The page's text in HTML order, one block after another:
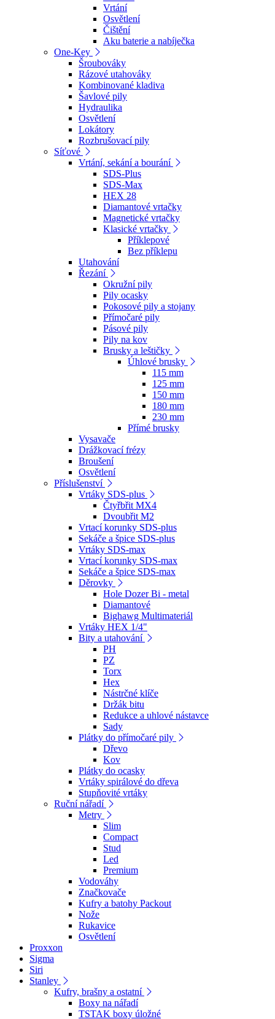
Vrtání
Osvětlení
Čištění
Aku baterie a nabíječka
One-Key
Šroubováky
Rázové utahováky
Kombinované kladiva
Šavlové pily
Hydraulika
Osvětlení
Lokátory
Rozbrušovací pily
Síťové
Vrtání, sekání a bourání
SDS-Plus
SDS-Max
HEX 28
Diamantové vrtačky
Magnetické vrtačky
Klasické vrtačky
Příklepové
Bez příklepu
Utahování
Řezání
Okružní pily
Pily ocasky
Pokosové pily a stojany
Přímočaré pily
Pásové pily
Pily na kov
Brusky a leštičky
Úhlové brusky
115 mm
125 mm
150 mm
180 mm
230 mm
Přímé brusky
Vysavače
Drážkovací frézy
Broušení
Osvětlení
Příslušenství
Vrtáky SDS-plus
Čtyřbřit MX4
Dvoubřit M2
Vrtací korunky SDS-plus
Sekáče a špice SDS-plus
Vrtáky SDS-max
Vrtací korunky SDS-max
Sekáče a špice SDS-max
Děrovky
Hole Dozer Bi - metal
Diamantové
Bighawg Multimateriál
Vrtáky HEX 1/4"
Bity a utahování
PH
PZ
Torx
Hex
Nástrčné klíče
Držák bitu
Redukce a uhlové nástavce
Sady
Plátky do přímočaré pily
Dřevo
Kov
Plátky do ocasky
Vrtáky spirálové do dřeva
Stupňovité vrtáky
Ruční nářadí
Metry
Slim
Compact
Stud
Led
Premium
Vodováhy
Značkovače
Kufry a batohy Packout
Nože
Rukavice
Osvětlení
Proxxon
Sigma
Siri
Stanley
Kufry, brašny a ostatní
Boxy na nářadí
TSTAK boxy úložné